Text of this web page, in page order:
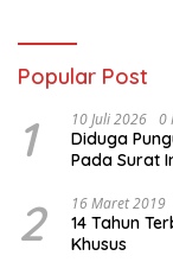
Popular Post
1 10 Juli 2026 0
Diduga
Pada Surat
2 16 Maret 2019
14 Tahun
Khusus